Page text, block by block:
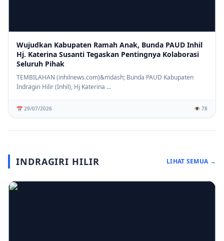
Wujudkan Kabupaten Ramah Anak, Bunda PAUD Inhil
Hj. Katerina Susanti Tegaskan Pentingnya Kolaborasi
Seluruh Pihak
TEMBILAHAN (inhilnews.com)&mdash; Bunda PAUD Kabupaten
Indragiri Hilir (Inhil), Hj Katerina ...
📅 29/07/2026 👁️ 78
INDRAGIRI HILIR LIHAT SEMUA →